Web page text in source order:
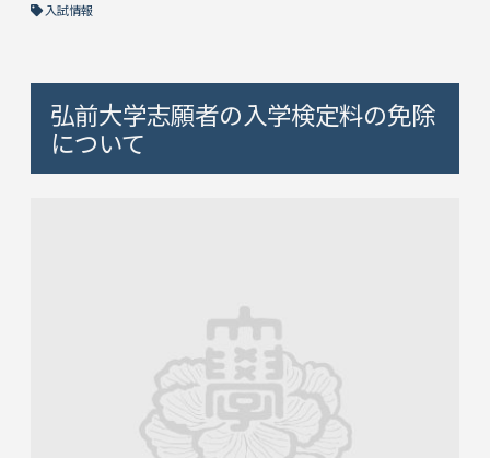
入試情報
弘前大学志願者の入学検定料の免除
について